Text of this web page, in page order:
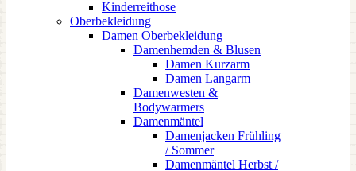
Kinderreithose
Oberbekleidung
Damen Oberbekleidung
Damenhemden & Blusen
Damen Kurzarm
Damen Langarm
Damenwesten &
Bodywarmers
Damenmäntel
Damenjacken Frühling
/ Sommer
Damenmäntel Herbst /